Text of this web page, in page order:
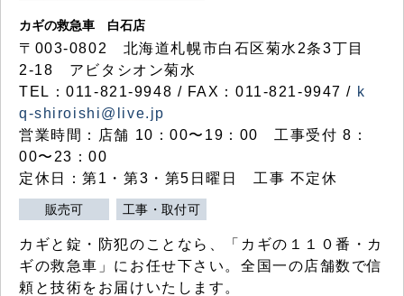
カギの救急車 白石店
〒003-0802 北海道札幌市白石区菊水2条3丁目
2-18 アビタシオン菊水
TEL：011-821-9948 / FAX：011-821-9947 / k
q-shiroishi@live.jp
営業時間：店舗 10：00〜19：00 工事受付 8：
00〜23：00
定休日：第1・第3・第5日曜日 工事 不定休
販売可 工事・取付可
カギと錠・防犯のことなら、「カギの１１０番・カ
ギの救急車」にお任せ下さい。全国一の店舗数で信
頼と技術をお届けいたします。